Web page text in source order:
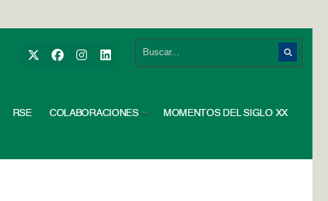
RSE COLABORACIONES MOMENTOS DEL SIGLO XX